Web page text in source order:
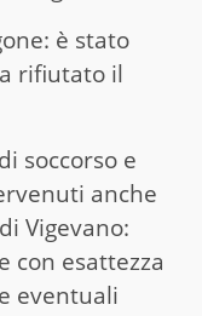
è stato
rifiutato il
soccorso e
anche
Vigevano:
con esattezza
eventuali